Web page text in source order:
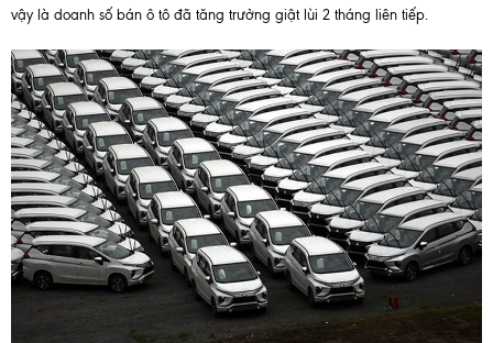
vậy là doanh số bán ô tô đã tăng trưởng giật lùi 2 tháng liên tiếp.